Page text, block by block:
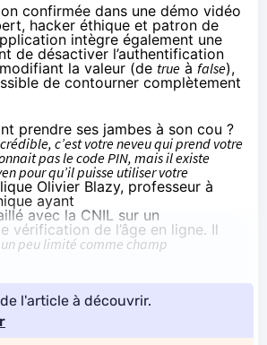
confirmée dans une démo vidéo
hacker éthique et patron de
intègre également une
de désactiver l’authentification
la valeur (de true à false),
de contourner complètement
prendre ses jambes à son cou ?
c’est votre neveu qui prend votre
pas le code PIN, mais il existe
pour qu’il puisse utiliser votre
Olivier Blazy, professeur à
ayant
avec la CNIL sur un
vérification de l’âge en ligne. Il
un peu limité comme champ
l'article à découvrir.